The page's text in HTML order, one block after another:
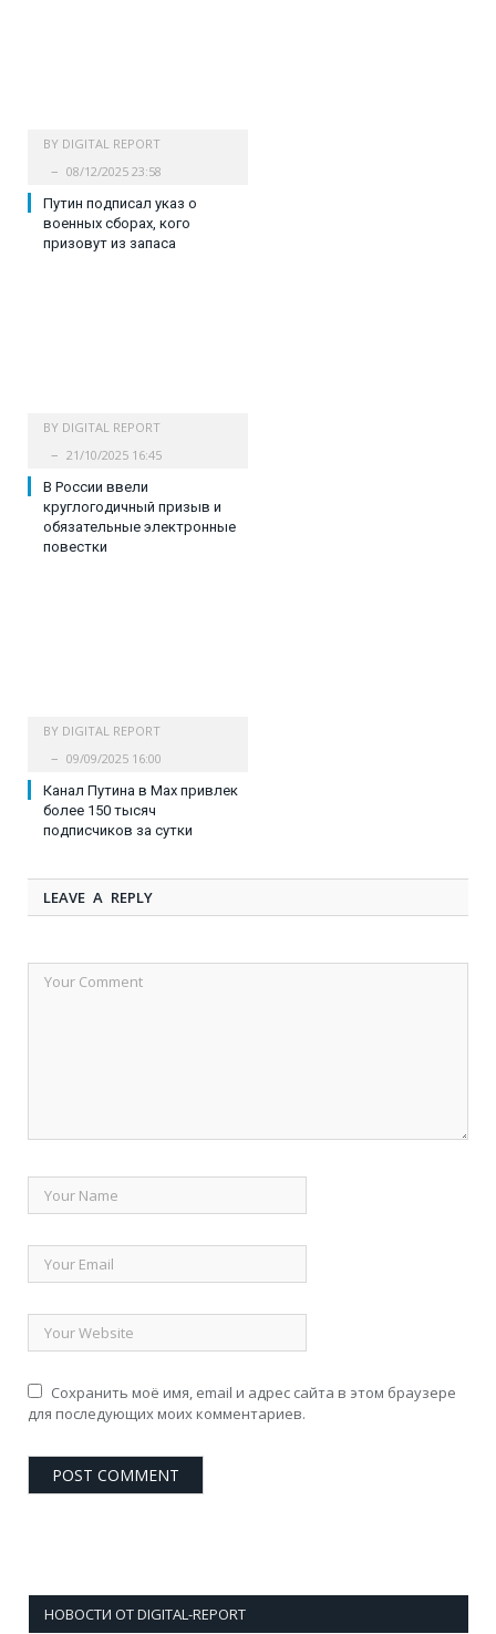
BY DIGITAL REPORT
08/12/2025 23:58
Путин подписал указ о
военных сборах, кого
призовут из запаса
BY DIGITAL REPORT
21/10/2025 16:45
В России ввели
круглогодичный призыв и
обязательные электронные
повестки
BY DIGITAL REPORT
09/09/2025 16:00
Канал Путина в Max привлек
более 150 тысяч
подписчиков за сутки
LEAVE A REPLY
Сохранить моё имя, email и адрес сайта в этом браузере
для последующих моих комментариев.
НОВОСТИ ОТ DIGITAL-REPORT